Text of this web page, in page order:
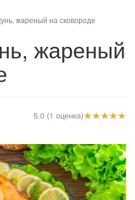
жареный на сковороде
жареный
★★★★★
5.0 (1 оценка)